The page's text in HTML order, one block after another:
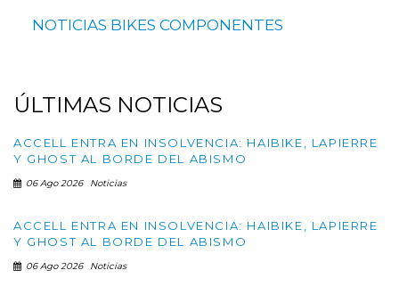
NOTICIAS BIKES COMPONENTES
ÚLTIMAS NOTICIAS
ACCELL ENTRA EN INSOLVENCIA: HAIBIKE, LAPIERRE
Y GHOST AL BORDE DEL ABISMO
06 Ago 2026 Noticias
ACCELL ENTRA EN INSOLVENCIA: HAIBIKE, LAPIERRE
Y GHOST AL BORDE DEL ABISMO
06 Ago 2026 Noticias